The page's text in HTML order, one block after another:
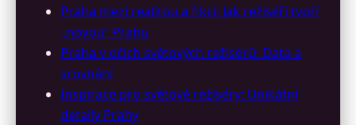
Praha mezi realitou a fikcí: Jak režiséři tvoří
„novou“ Prahu
Praha v očích světových režisérů: Data a
srovnání
Inspirace pro světové režiséry: Unikátní
detaily Prahy